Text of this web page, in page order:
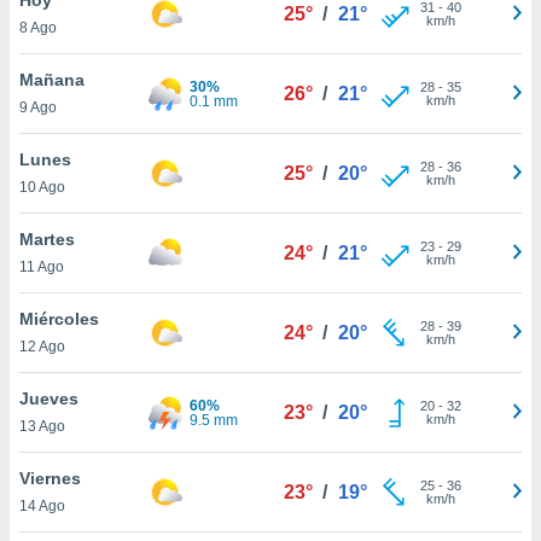
en
más
nuestra
de
cookies
aceptar
8 Ago
25° / 21° 31 - 40
km/h
Mañana
9 Ago
30%
0.1 mm
26° / 21° 28- 35
km/h
Lunes
10 Ago
25° / 20° 28- 36
km/h
Martes
11 Ago
24° / 21° 23- 29
km/h
Miércoles
12 Ago
24° / 20° 28- 39
km/h
Jueves
13 Ago
60%
9.5 mm
23° / 20° 20- 32
km/h
Viernes
14 Ago
23° / 19° 25- 36
km/h